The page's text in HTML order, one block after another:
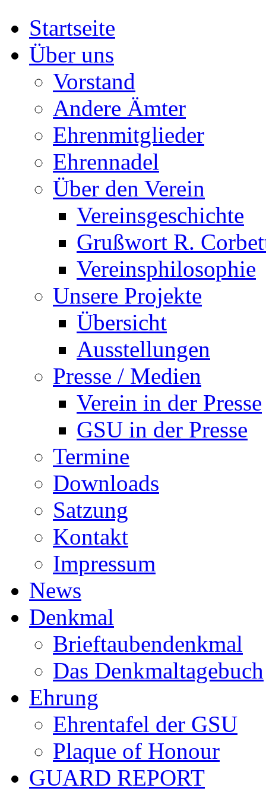
Startseite
Über uns
Vorstand
Andere Ämter
Ehrenmitglieder
Ehrennadel
Über den Verein
Vereinsgeschichte
Grußwort R.
Vereinsphilosophie
Unsere Projekte
Übersicht
Ausstellungen
Presse / Medien
Verein in der Presse
GSU in der Presse
Termine
Downloads
Satzung
Kontakt
Impressum
News
Denkmal
Brieftaubendenkmal
Das Denkmaltagebuch
Ehrung
Ehrentafel der GSU
Plaque of Honour
GUARD REPORT